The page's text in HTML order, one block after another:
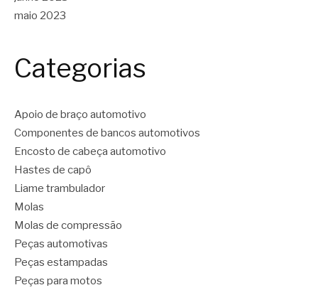
maio 2023
Categorias
Apoio de braço automotivo
Componentes de bancos automotivos
Encosto de cabeça automotivo
Hastes de capô
Liame trambulador
Molas
Molas de compressão
Peças automotivas
Peças estampadas
Peças para motos